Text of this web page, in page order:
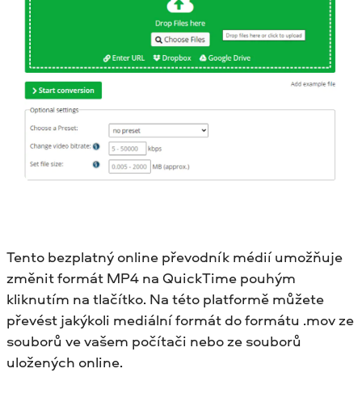
Tento bezplatný online převodník médií umožňuje
změnit formát MP4 na QuickTime pouhým
kliknutím na tlačítko. Na této platformě můžete
převést jakýkoli mediální formát do formátu .mov ze
souborů ve vašem počítači nebo ze souborů
uložených online.